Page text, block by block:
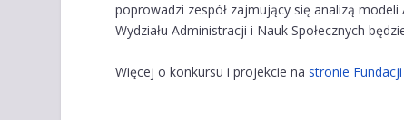
poprowadzi zespół zajmujący się analizą
Wydziału Administracji i Nauk Społecznych
Więcej o konkursu i projekcie na stronie